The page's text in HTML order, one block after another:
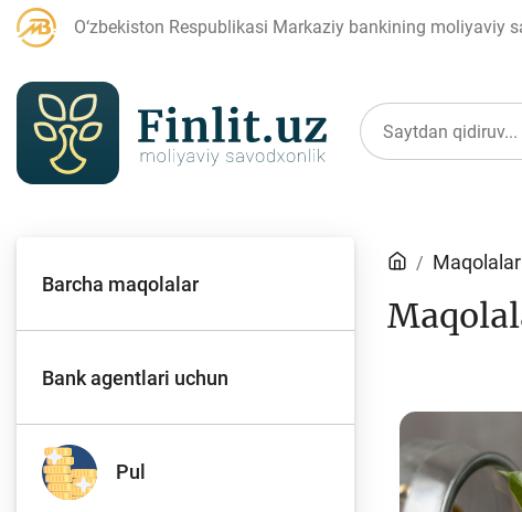
O‘zbekiston Respublikasi Markaziy bankining moliyaviy
Pul
Kredit
Barcha maqolalar
Bank agentlari uchun
Pul
Maqolalar